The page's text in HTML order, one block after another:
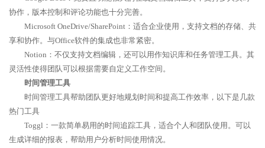
协作，版本控制和评论功能也十分完善。
Microsoft OneDrive/SharePoint：适合企业使用，支持文档的存储、共
享和协作。与Office软件的集成也非常紧密。
Notion：不仅支持文档编辑，还可以用作知识库和任务管理工具。其
灵活性使得团队可以根据需要自定义工作空间。
时间管理工具
时间管理工具帮助团队更好地规划时间和提高工作效率，以下是几款
热门工具
Toggl：一款简单易用的时间追踪工具，适合个人和团队使用。可以
生成详细的报表，帮助用户分析时间使用情况。